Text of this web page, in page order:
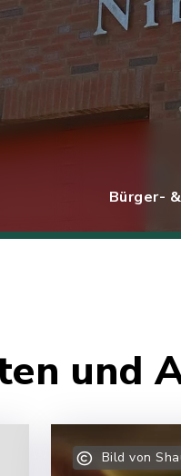
Bürger-
und
Bild von